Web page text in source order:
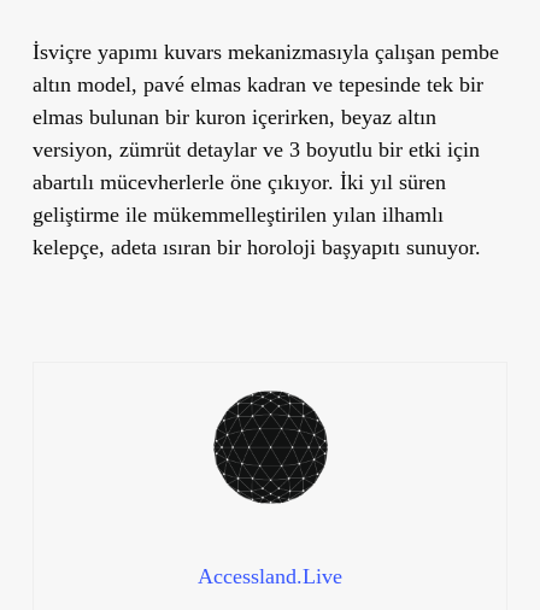
İsviçre yapımı kuvars mekanizmasıyla çalışan pembe
altın model, pavé elmas kadran ve tepesinde tek bir
elmas bulunan bir kuron içerirken, beyaz altın
versiyon, zümrüt detaylar ve 3 boyutlu bir etki için
abartılı mücevherlerle öne çıkıyor. İki yıl süren
geliştirme ile mükemmelleştirilen yılan ilhamlı
kelepçe, adeta ısıran bir horoloji başyapıtı sunuyor.
Accessland.Live